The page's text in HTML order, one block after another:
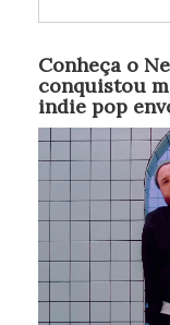
Conheça o
conquistou
indie pop